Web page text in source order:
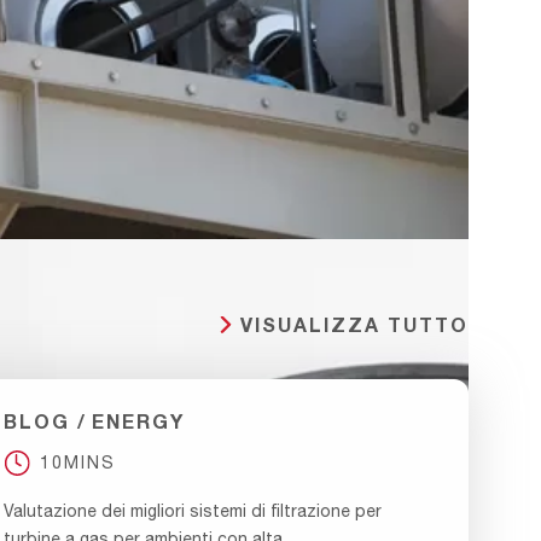
VISUALIZZA TUTTO
BLOG ENERGY
10MINS
Valutazione dei migliori sistemi di filtrazione per